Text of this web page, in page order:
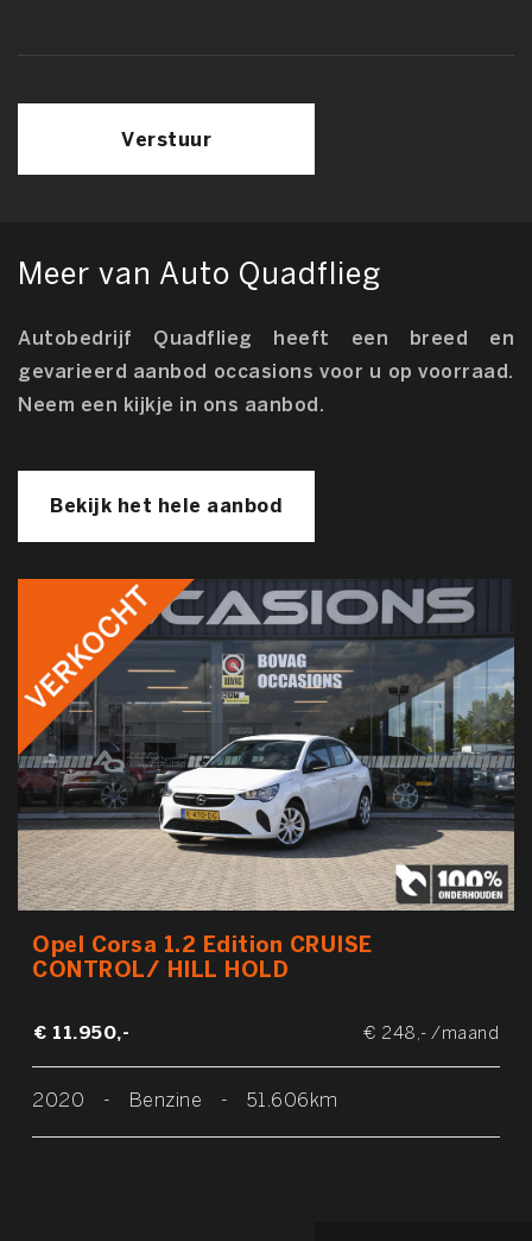
Verstuur
Meer van Auto Quadflieg
Autobedrijf Quadflieg heeft een breed en
gevarieerd aanbod occasions voor u op voorraad.
Neem een kijkje in ons aanbod.
Bekijk het hele aanbod
Opel Corsa 1.2 Edition CRUISE
CONTROL/ HILL HOLD
€ 11.950,- € 248,- /maand
2020 - Benzine - 51.606km